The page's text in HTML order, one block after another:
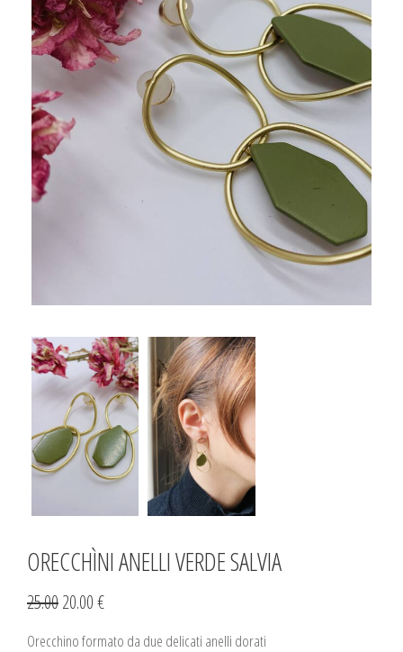
ORECCHÌNI ANELLI VERDE SALVIA
25.0020.00 €
Orecchino formato da due delicati anelli dorati